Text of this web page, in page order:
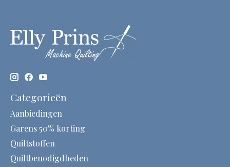
Categorieën
Aanbiedingen
Garens 50% korting
Quiltstoffen
Quiltbenodigdheden